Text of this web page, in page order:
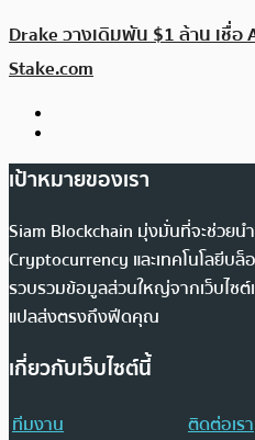
Drake วางเดิมพัน $1 ล้าน เชื่อ
Stake.com
เป้าหมายของเรา
Siam Blockchain มุ่งมั่นที่จะช่วยน
Cryptocurrency และเทคโนโลยีบล็
รวบรวมข้อมูลส่วนใหญ่จากเว็บไซต์
แปลส่งตรงถึงฟีดคุณ
เกี่ยวกับเว็บไซต์นี้
ทีมงาน
ติดต่อเรา